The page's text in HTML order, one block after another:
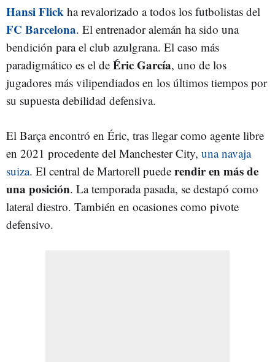
Hansi Flick ha revalorizado a todos los futbolistas del
FC Barcelona. El entrenador alemán ha sido una
bendición para el club azulgrana. El caso más
paradigmático es el de Éric García, uno de los
jugadores más vilipendiados en los últimos tiempos por
su supuesta debilidad defensiva.
El Barça encontró en Éric, tras llegar como agente libre
en 2021 procedente del Manchester City, una navaja
suiza. El central de Martorell puede rendir en más de
una posición. La temporada pasada, se destapó como
lateral diestro. También en ocasiones como pivote
defensivo.